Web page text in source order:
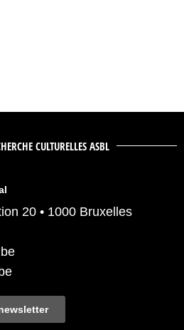
CULTURELLES ASBL
20 • 1000 Bruxelles